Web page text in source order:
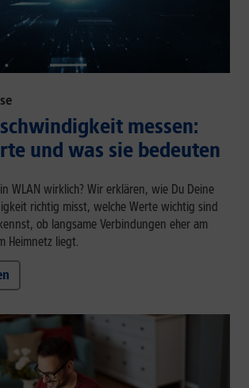
messen:
und was sie bedeuten
WLAN wirklich? Wir erklären, wie Du Deine
richtig misst, welche Werte wichtig sind
ob langsame Verbindungen eher am
Heimnetz liegt.